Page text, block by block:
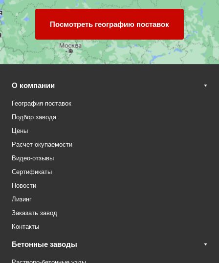
Посмотреть географию поставок
О компании
География поставок
Подбор завода
Цены
Расчет окупаемости
Видео-отзывы
Сертификаты
Новости
Лизинг
Заказать завод
Контакты
Бетонные заводы